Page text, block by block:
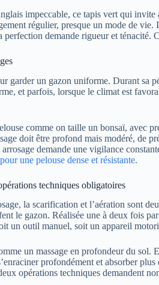
impeccable, ce tapis vert qui
régulier, presque un mode de vie.
demande rigueur et ténacité.
garder un gazon uniforme. Durant sa
et parfois, lorsque le climat est
comme on taille un bonsaï, avec
doit être profond mais modéré, de
demande une vigilance
une pelouse dense et résistante.
techniques obligatoires
la scarification et l’aération sont
le gazon. Réalisée une à deux fois
un outil manuel, soit un appareil
un massage en profondeur du sol.
profondément et absorber
opérations techniques demandent